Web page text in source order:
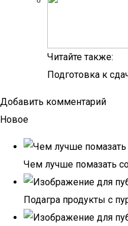
Читайте также:
Подготовка к
Добавить комментарий
Новое
Чем лучше помазать
Подагра продукты с